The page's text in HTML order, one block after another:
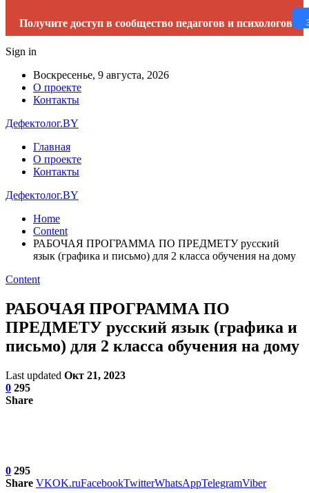
Получите доступ в сообщество педагогов и психологов
Sign in
Воскресенье, 9 августа, 2026
О проекте
Контакты
Дефектолог.BY
Главная
О проекте
Контакты
Дефектолог.BY
Home
Content
РАБОЧАЯ ПРОГРАММА ПО ПРЕДМЕТУ русский
язык (графика и письмо) для 2 класса обучения на дому
Content
РАБОЧАЯ ПРОГРАММА ПО
ПРЕДМЕТУ русский язык (графика и
письмо) для 2 класса обучения на дому
Last updated Окт 21, 2023
0 295
Share
0 295
Share VKOK.ruFacebookTwitterWhatsAppTelegramViber